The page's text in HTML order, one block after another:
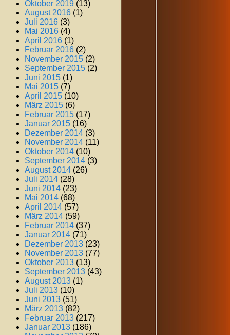
Oktober 2019 (13)
August 2016 (1)
Juli 2016 (3)
Mai 2016 (4)
April 2016 (1)
Februar 2016 (2)
November 2015 (2)
September 2015 (2)
Juni 2015 (1)
Mai 2015 (7)
April 2015 (10)
März 2015 (6)
Februar 2015 (17)
Januar 2015 (16)
Dezember 2014 (3)
November 2014 (11)
Oktober 2014 (10)
September 2014 (3)
August 2014 (26)
Juli 2014 (28)
Juni 2014 (23)
Mai 2014 (68)
April 2014 (57)
März 2014 (59)
Februar 2014 (37)
Januar 2014 (71)
Dezember 2013 (23)
November 2013 (77)
Oktober 2013 (13)
September 2013 (43)
August 2013 (1)
Juli 2013 (10)
Juni 2013 (51)
März 2013 (82)
Februar 2013 (217)
Januar 2013 (186)